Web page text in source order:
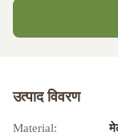
उत्पाद विवरण
Material: